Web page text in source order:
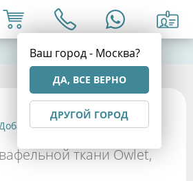
Ваш город - Москва?
ДА, ВСЕ ВЕРНО
ДРУГОЙ ГОРОД
ткани Owlet,
в избранное